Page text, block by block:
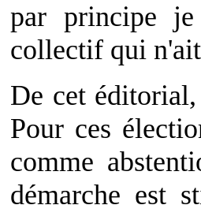
par principe
collectif qui n'ait
De cet
Pour ces
comme
démarche est